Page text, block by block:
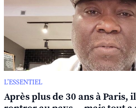
L’ESSENTIEL
Après plus de 30 ans à Paris,